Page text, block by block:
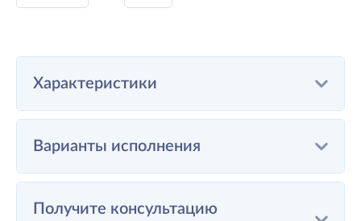
Характеристики
Варианты исполнения
Получите консультацию